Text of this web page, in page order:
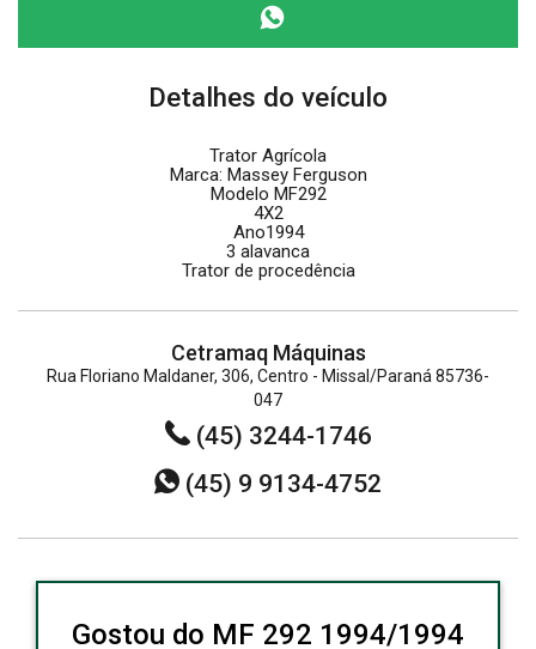
Detalhes do veículo
Trator Agrícola
Marca: Massey Ferguson
Modelo MF292
4X2
Ano1994
3 alavanca
Trator de procedência
Cetramaq Máquinas
Rua Floriano Maldaner, 306, Centro - Missal/Paraná 85736-
047
(45) 3244-1746
(45) 9 9134-4752
Gostou do MF 292 1994/1994